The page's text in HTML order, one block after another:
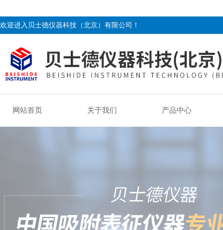
欢迎进入贝士德仪器科技（北京）有限公司！
网站首页 关于我们 产品中心